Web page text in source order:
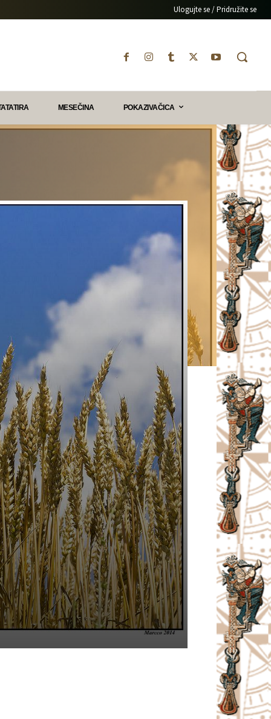
Ulogujte se / Pridružite se
MESEČINA POKAZIVAČICA